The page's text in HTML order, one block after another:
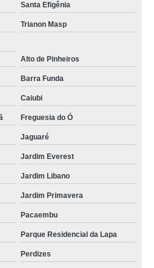
com problema Vila Butantã
tecnica inajar de souza
peruche
electrolux Vila Sônia
liga valores Bom Retiro
vila santa maria
liga Higienópolis
problema valores Vila Portugal
com defeito avenida imirin
Santa Efigênia
Trianon Masp
Alto de Pinheiros
Barra Funda
Caiubi
Freguesia do Ó
Jaguaré
Jardim Everest
Jardim Libano
Jardim Primavera
Pacaembu
Parque Residencial da Lapa
Perdizes